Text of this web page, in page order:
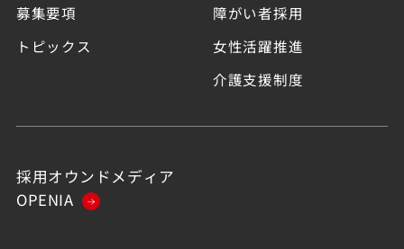
募集要項
トピックス
障がい者採用
女性活躍推進
介護支援制度
採用オウンドメディア
OPENIA